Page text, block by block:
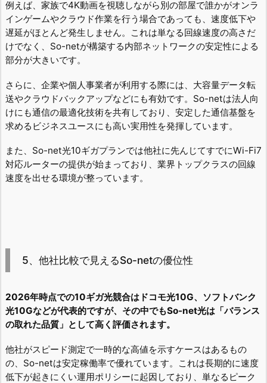
例えば、家族で4K動画を視聴しながら別の部屋で誰かがオンラ
インゲームやクラウド作業を行う場合であっても、速度低下や
遅延がほとんど発生しません。これは単なる回線速度の高さだ
けでなく、So-netが構築する内部ネットワークの安定性による
部分が大きいです。
さらに、企業や個人事業者が利用する際には、大容量データ転
送やクラウドバックアップなどにも有効です。So-netは法人向
けにも通信の最適化技術を共有しており、安定した通信基盤を
求めるビジネスユースにも高い実用性を発揮しています。
また、So-net光10ギガプランでは他社に先んじてすでにWi-Fi7
対応ルーターの提供が始まっており、業界トップクラスの回線
速度を出せる環境が整っています。
5、他社比較で見えるSo-netの優位性
2026年時点での10ギガ光競合はドコモ光10G、ソフトバンク
光10Gなどが代表的ですが、その中でもSo-net光は「バランス
の取れた品質」として高く評価されます。
他社がスピード測定で一時的な高値を示すケースはあるもの
の、So-netは安定稼働率で優れています。これは長期的に速度
低下が起きにくい運用ポリシーに起因しており、単なるピーク